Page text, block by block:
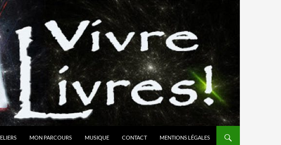
MON PARCOURS MUSIQUE CONTACT MENTIONS LÉGALES